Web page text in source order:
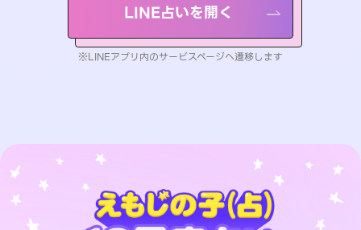
LINE占いを開く
※LINEアプリ内のサービスページへ遷移します